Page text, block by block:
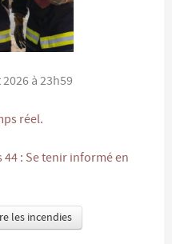
à 23h59
réel.
: Se tenir informé en
les incendies